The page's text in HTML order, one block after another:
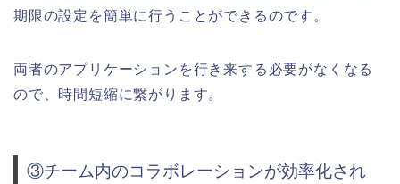
期限の設定を簡単に行うことができるのです。
両者のアプリケーションを行き来する必要がなくなる
ので、時間短縮に繋がります。
③チーム内のコラボレーションが効率化され